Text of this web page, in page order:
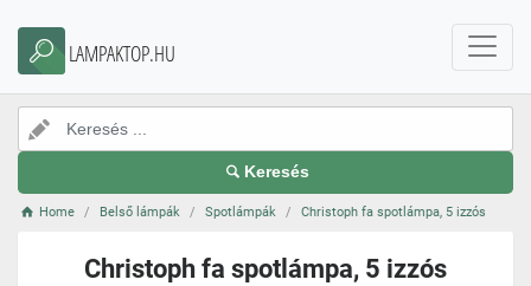
LAMPAKTOP.HU
Keresés
Home Belső lámpák Spotlámpák Christoph fa spotlámpa, 5 izzós
Christoph fa spotlámpa, 5 izzós